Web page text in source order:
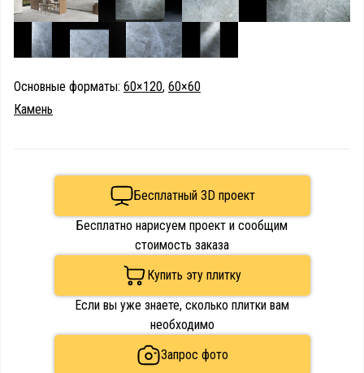
Основные форматы: 60×120, 60×60
Камень
Бесплатный 3D проект
Бесплатно нарисуем проект и сообщим
стоимость заказа
Купить эту плитку
Если вы уже знаете, сколько плитки вам
необходимо
Запрос фото